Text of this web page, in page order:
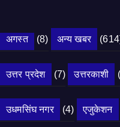
अगस्त (8) अन्य खबर
उत्तर प्रदेश (7) उत्तरकाशी
उधमसिंघ नगर (4) एजुकेशन